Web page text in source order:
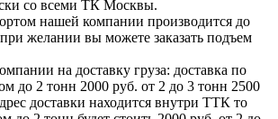
со всеми ТК Москвы.
нашей компании производится до
при желании вы можете заказать подъем
на доставку груза: доставка по
до 2 тонн 2000 руб. от 2 до 3 тонн 2500
доставки находится внутри ТТК то